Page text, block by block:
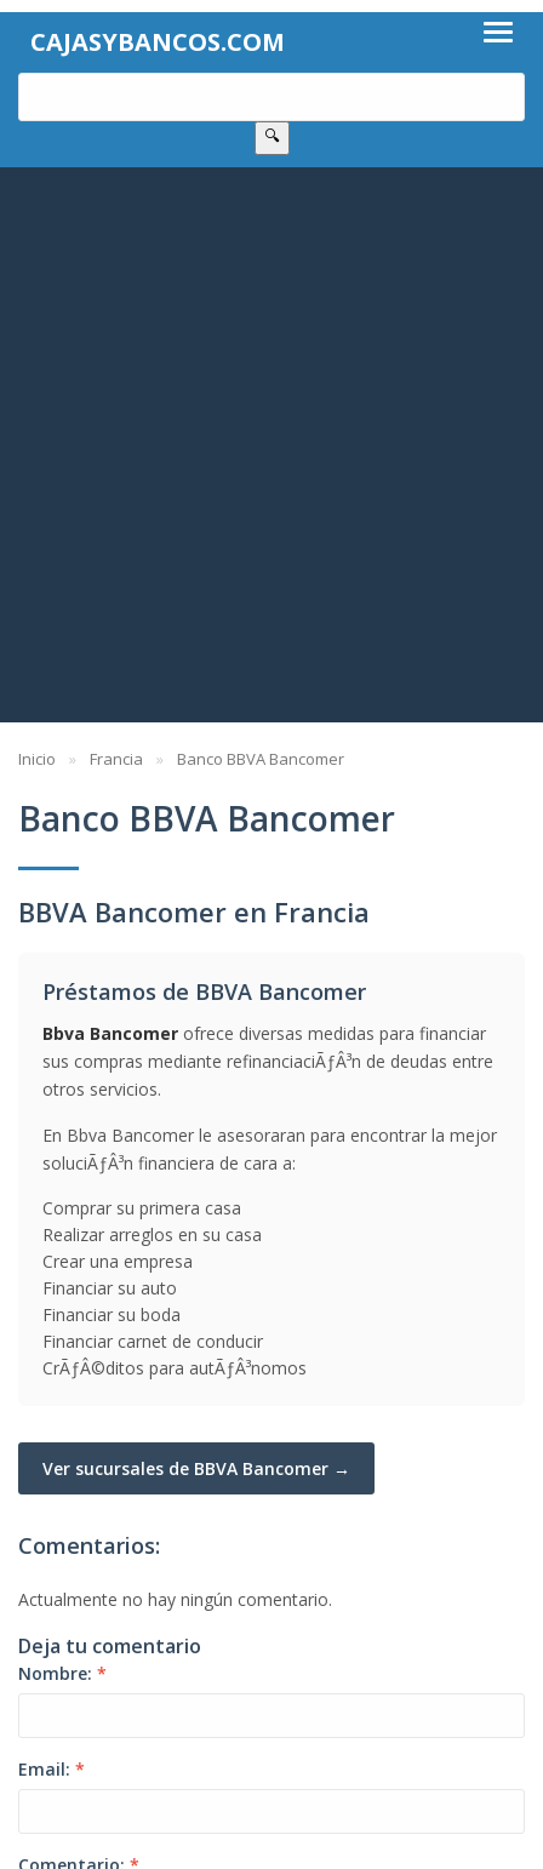
CAJASYBANCOS.COM
🔍
Inicio Francia Banco BBVA Bancomer
Banco BBVA Bancomer
BBVA Bancomer en Francia
Préstamos de BBVA Bancomer
Bbva Bancomer ofrece diversas medidas para financiar
sus compras mediante refinanciaciÃƒÂ³n de deudas entre
otros servicios.
En Bbva Bancomer le asesoraran para encontrar la mejor
soluciÃƒÂ³n financiera de cara a:
Comprar su primera casa
Realizar arreglos en su casa
Crear una empresa
Financiar su auto
Financiar su boda
Financiar carnet de conducir
CrÃƒÂ©ditos para autÃƒÂ³nomos
Ver sucursales de BBVA Bancomer →
Comentarios:
Actualmente no hay ningún comentario.
Deja tu comentario
Nombre: *
Email: *